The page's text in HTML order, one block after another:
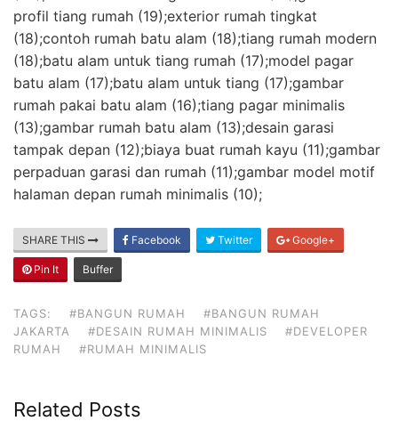
profil tiang rumah (19);exterior rumah tingkat
(18);contoh rumah batu alam (18);tiang rumah modern
(18);batu alam untuk tiang rumah (17);model pagar
batu alam (17);batu alam untuk tiang (17);gambar
rumah pakai batu alam (16);tiang pagar minimalis
(13);gambar rumah batu alam (13);desain garasi
tampak depan (12);biaya buat rumah kayu (11);gambar
perpaduan garasi dan rumah (11);gambar model motif
halaman depan rumah minimalis (10);
SHARE THIS Facebook Twitter Google+
Pin It Buffer
TAGS: #BANGUN RUMAH
#BANGUN RUMAH
JAKARTA
#DESAIN RUMAH MINIMALIS
#DEVELOPER
RUMAH
#RUMAH MINIMALIS
Related Posts